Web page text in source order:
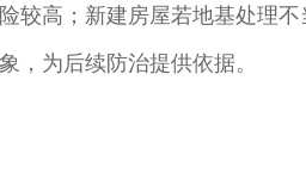
较高；新建房屋若地基处理
，为后续防治提供依据。